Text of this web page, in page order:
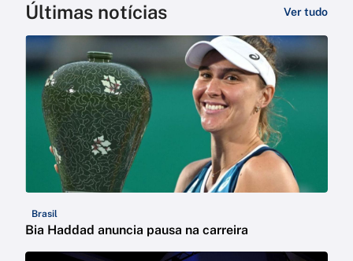
Últimas notícias Ver tudo
Brasil
Bia Haddad anuncia pausa na carreira